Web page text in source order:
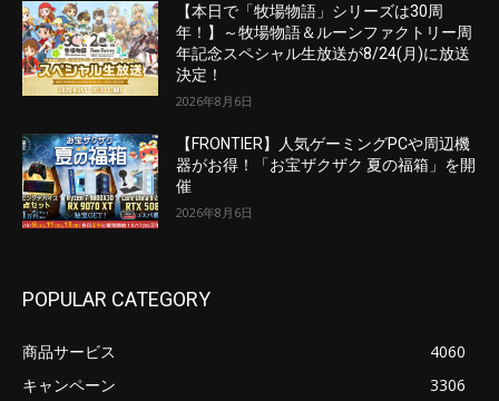
【本日で「牧場物語」シリーズは30周
年！】～牧場物語＆ルーンファクトリー周
年記念スペシャル生放送が8/24(月)に放送
決定！
2026年8月6日
【FRONTIER】人気ゲーミングPCや周辺機
器がお得！「お宝ザクザク 夏の福箱」を開
催
2026年8月6日
POPULAR CATEGORY
商品サービス
4060
キャンペーン
3306